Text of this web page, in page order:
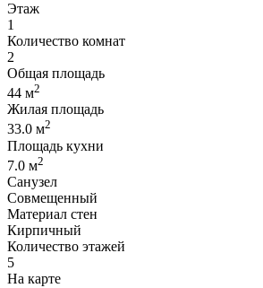
Этаж
1
Количество комнат
2
Общая площадь
44 м2
Жилая площадь
33.0 м2
Площадь кухни
7.0 м2
Санузел
Совмещенный
Материал стен
Кирпичный
Количество этажей
5
На карте